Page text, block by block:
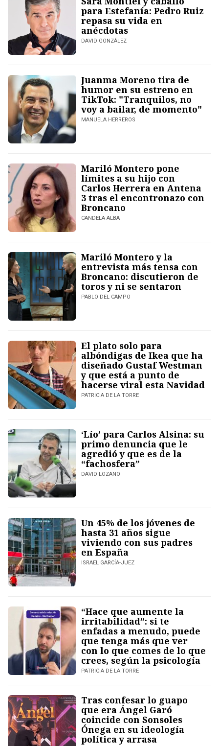
para Estefanía: Pedro Ruiz
repasa su vida en
anécdotas
DAVID GONZÁLEZ
Juanma Moreno tira de
humor en su estreno en
TikTok: "Tranquilos, no
voy a bailar, de momento"
MANUELA HERREROS
Mariló Montero pone
límites a su hijo con
Carlos Herrera en Antena
3 tras el encontronazo con
Broncano
CANDELA ALBA
Mariló Montero y la
entrevista más tensa con
Broncano: discutieron de
toros y ni se sentaron
PABLO DEL CAMPO
El plato solo para
albóndigas de Ikea que ha
diseñado Gustaf Westman
y que está a punto de
hacerse viral esta Navidad
PATRICIA DE LA TORRE
‘Lío’ para Carlos Alsina: su
primo denuncia que le
agredió y que es de la
“fachosfera”
DAVID LOZANO
Un 45% de los jóvenes de
hasta 31 años sigue
viviendo con sus padres
en España
ISRAEL GARCÍA-JUEZ
“Hace que aumente la
irritabilidad”: si te
enfadas a menudo, puede
que tenga más que ver
con lo que comes de lo que
crees, según la psicología
PATRICIA DE LA TORRE
Tras confesar lo guapo
que era Ángel Garó
coincide con Sonsoles
Ónega en su ideología
política y arrasa